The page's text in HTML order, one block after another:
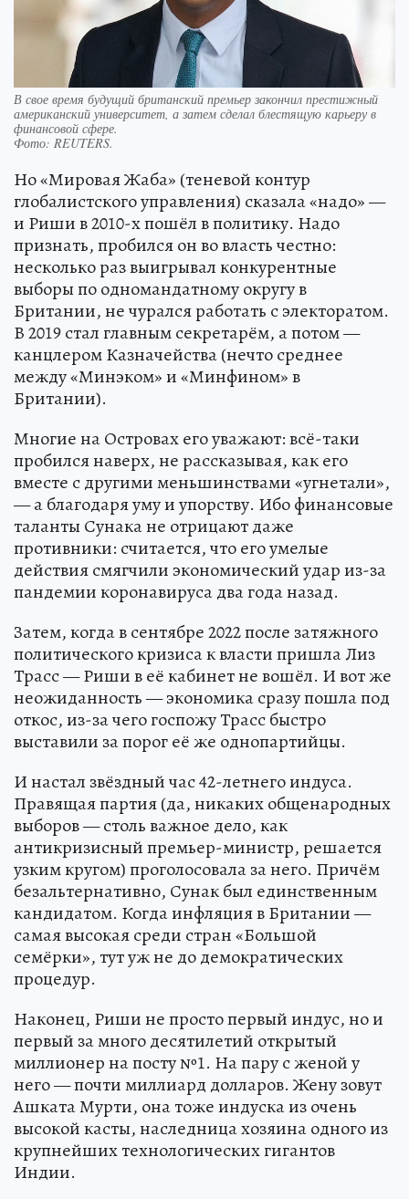
В свое время будущий британский премьер закончил престижный
американский университет, а затем сделал блестящую карьеру в
финансовой сфере.
Фото: REUTERS.
Но «Мировая Жаба» (теневой контур
глобалистского управления) сказала «надо» —
и Риши в 2010-х пошёл в политику. Надо
признать, пробился он во власть честно:
несколько раз выигрывал конкурентные
выборы по одномандатному округу в
Британии, не чурался работать с электоратом.
В 2019 стал главным секретарём, а потом —
канцлером Казначейства (нечто среднее
между «Минэком» и «Минфином» в
Британии).
Многие на Островах его уважают: всё-таки
пробился наверх, не рассказывая, как его
вместе с другими меньшинствами «угнетали»,
— а благодаря уму и упорству. Ибо финансовые
таланты Сунака не отрицают даже
противники: считается, что его умелые
действия смягчили экономический удар из-за
пандемии коронавируса два года назад.
Затем, когда в сентябре 2022 после затяжного
политического кризиса к власти пришла Лиз
Трасс — Риши в её кабинет не вошёл. И вот же
неожиданность — экономика сразу пошла под
откос, из-за чего госпожу Трасс быстро
выставили за порог её же однопартийцы.
И настал звёздный час 42-летнего индуса.
Правящая партия (да, никаких общенародных
выборов — столь важное дело, как
антикризисный премьер-министр, решается
узким кругом) проголосовала за него. Причём
безальтернативно, Сунак был единственным
кандидатом. Когда инфляция в Британии —
самая высокая среди стран «Большой
семёрки», тут уж не до демократических
процедур.
Наконец, Риши не просто первый индус, но и
первый за много десятилетий открытый
миллионер на посту №1. На пару с женой у
него — почти миллиард долларов. Жену зовут
Ашката Мурти, она тоже индуска из очень
высокой касты, наследница хозяина одного из
крупнейших технологических гигантов
Индии.